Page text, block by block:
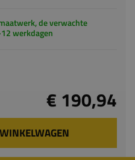
de verwachte
werkdagen
€ 190,94